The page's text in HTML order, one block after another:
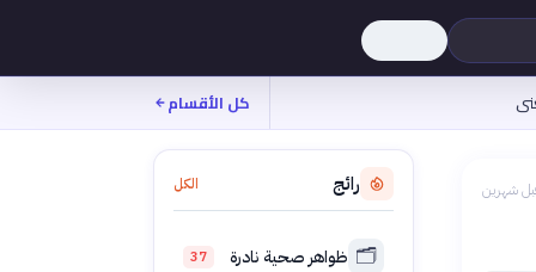
كل الأقسام
شهرين رائج الكل
🗂️ ظواهر صحية نادرة 37